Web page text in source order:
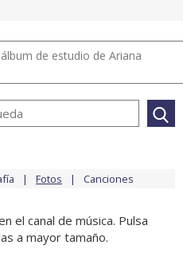
de estudio de Ariana
Fotos Canciones
el canal de música. Pulsa
a mayor tamaño.